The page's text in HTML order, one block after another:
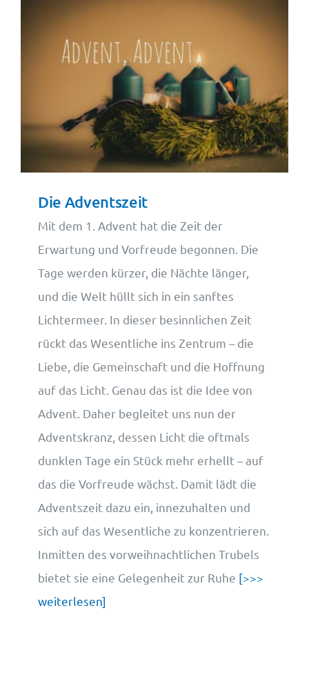
Die Adventszeit
Mit dem 1. Advent hat die Zeit der
Erwartung und Vorfreude begonnen. Die
Tage werden kürzer, die Nächte länger,
und die Welt hüllt sich in ein sanftes
Lichtermeer. In dieser besinnlichen Zeit
rückt das Wesentliche ins Zentrum – die
Liebe, die Gemeinschaft und die Hoffnung
auf das Licht. Genau das ist die Idee von
Advent. Daher begleitet uns nun der
Adventskranz, dessen Licht die oftmals
dunklen Tage ein Stück mehr erhellt – auf
das die Vorfreude wächst. Damit lädt die
Adventszeit dazu ein, innezuhalten und
sich auf das Wesentliche zu konzentrieren.
Inmitten des vorweihnachtlichen Trubels
bietet sie eine Gelegenheit zur Ruhe [>>>
weiterlesen]